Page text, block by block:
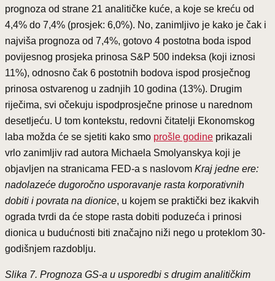
prognoza od strane 21 analitičke kuće, a koje se kreću od
4,4% do 7,4% (prosjek: 6,0%). No, zanimljivo je kako je čak i
najviša prognoza od 7,4%, gotovo 4 postotna boda ispod
povijesnog prosjeka prinosa S&P 500 indeksa (koji iznosi
11%), odnosno čak 6 postotnih bodova ispod prosječnog
prinosa ostvarenog u zadnjih 10 godina (13%). Drugim
riječima, svi očekuju ispodprosječne prinose u narednom
desetljeću. U tom kontekstu, redovni čitatelji Ekonomskog
laba možda će se sjetiti kako smo prošle godine prikazali
vrlo zanimljiv rad autora Michaela Smolyanskya koji je
objavljen na stranicama FED-a s naslovom Kraj jedne ere:
nadolazeće dugoročno usporavanje rasta korporativnih
dobiti i povrata na dionice, u kojem se praktički bez ikakvih
ograda tvrdi da će stope rasta dobiti poduzeća i prinosi
dionica u budućnosti biti značajno niži nego u proteklom 30-
godišnjem razdoblju.
Slika 7. Prognoza GS-a u usporedbi s drugim analitičkim